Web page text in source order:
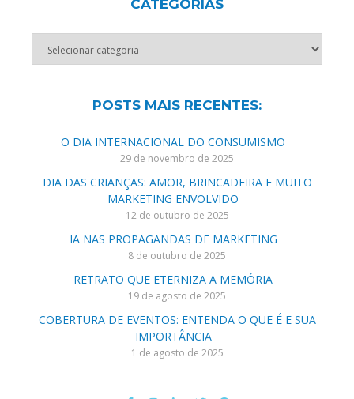
CATEGORIAS
POSTS MAIS RECENTES:
O DIA INTERNACIONAL DO CONSUMISMO
29 de novembro de 2025
DIA DAS CRIANÇAS: AMOR, BRINCADEIRA E MUITO
MARKETING ENVOLVIDO
12 de outubro de 2025
IA NAS PROPAGANDAS DE MARKETING
8 de outubro de 2025
RETRATO QUE ETERNIZA A MEMÓRIA
19 de agosto de 2025
COBERTURA DE EVENTOS: ENTENDA O QUE É E SUA
IMPORTÂNCIA
1 de agosto de 2025